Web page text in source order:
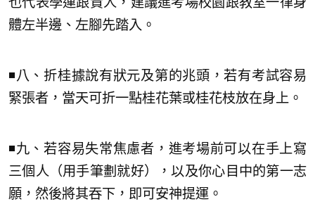
體左半邊、左腳先踏入。
◾八、折桂據說有狀元及第的兆頭，若有考試容易
緊張者，當天可折一點桂花葉或桂花枝放在身上。
◾九、若容易失常焦慮者，進考場前可以在手上寫
三個人（用手筆劃就好），以及你心目中的第一志
願，然後將其吞下，即可安神提運。